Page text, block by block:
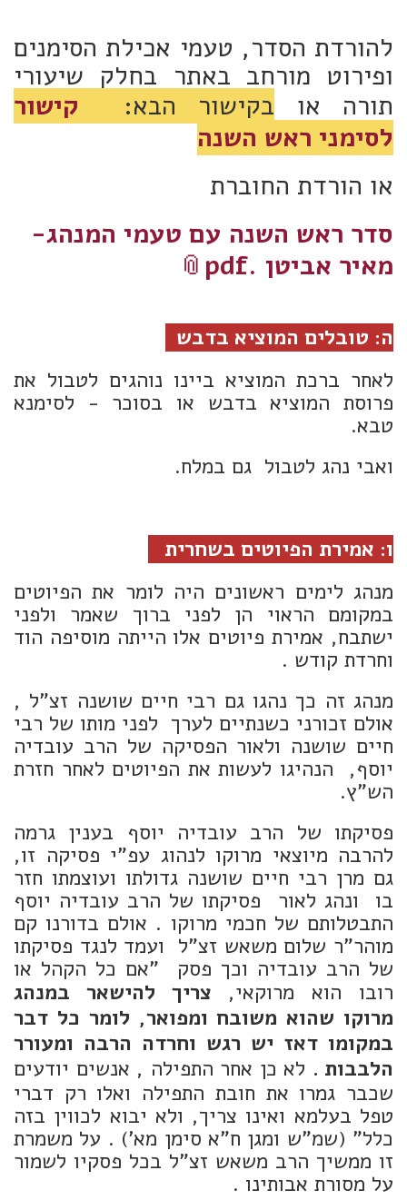
להורדת הסדר, טעמי אכילת הסימנים
ופירוט מורחב באתר בחלק שיעורי
תורה או בקישור הבא: קישור
לסימני ראש השנה
או הורדת החוברת
סדר ראש השנה עם טעמי המנהג-
מאיר אביטן .pdf
ה: טובלים המוציא בדבש
לאחר ברכת המוציא ביינו נוהגים לטבול את
פרוסת המוציא בדבש או בסוכר - לסימנא
טבא.
ואבי נהג לטבול גם במלח.
ו: אמירת הפיוטים בשחרית
מנהג לימים ראשונים היה לומר את הפיוטים
במקומם הראוי הן לפני ברוך שאמר ולפני
ישתבח, אמירת פיוטים אלו הייתה מוסיפה הוד
וחרדת קודש .
מנהג זה כך נהגו גם רבי חיים שושנה זצ"ל ,
אולם זכורני כשנתיים לערך לפני מותו של רבי
חיים שושנה ולאור הפסיקה של הרב עובדיה
יוסף, הנהיגו לעשות את הפיוטים לאחר חזרת
הש"ץ.
פסיקתו של הרב עובדיה יוסף בענין גרמה
להרבה מיוצאי מרוקו לנהוג עפ"י פסיקה זו,
גם מרן רבי חיים שושנה גדולתו ועוצמתו חזר
בו ונהג לאור פסיקתו של הרב עובדיה יוסף
התבטלותם של חכמי מרוקו . אולם בדורנו קם
מוהר"ר שלום משאש זצ"ל ועמד לנגד פסיקתו
של הרב עובדיה וכך פסק "אם כל הקהל או
רובו הוא מרוקאי, צריך להישאר במנהג
מרוקו שהוא משובח ומפואר, לומר כל דבר
במקומו דאז יש רגש וחרדה הרבה ומעורר
הלבבות . לא כן אחר התפילה , אנשים יודעים
שכבר גמרו את חובת התפילה ואלו רק דברי
טפל בעלמא ואינו צריך, ולא יבוא לכווין בזה
כלל" (שמ"ש ומגן ח"א סימן מא') . על משמרת
זו ממשיך הרב משאש זצ"ל בכל פסקיו לשמור
על מסורת אבותינו .